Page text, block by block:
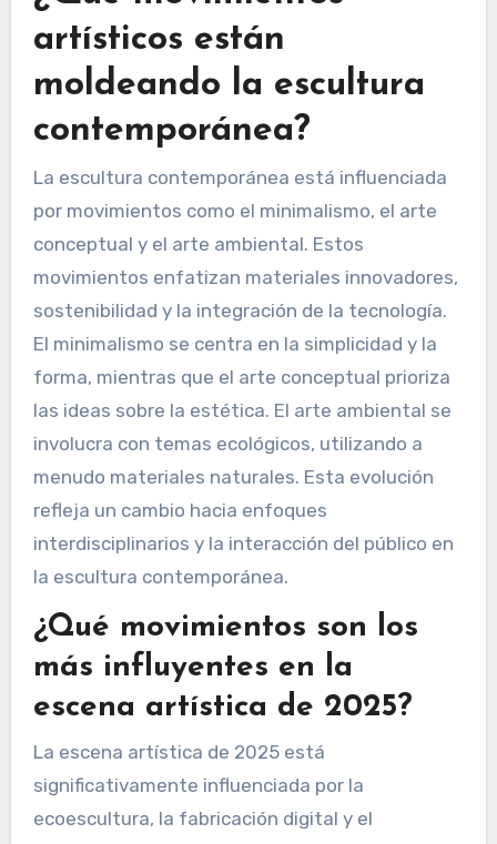
clásicas. Esta sinergia fomenta un diálogo
dinámico entre el pasado y el presente,
enriqueciendo la forma de arte.
¿Qué movimientos
artísticos están
moldeando la escultura
contemporánea?
La escultura contemporánea está influenciada
por movimientos como el minimalismo, el arte
conceptual y el arte ambiental. Estos
movimientos enfatizan materiales innovadores,
sostenibilidad y la integración de la tecnología.
El minimalismo se centra en la simplicidad y la
forma, mientras que el arte conceptual prioriza
involucra con temas ecológicos, utilizando a
menudo materiales naturales. Esta evolución
refleja un cambio hacia enfoques
¿Qué movimientos son los